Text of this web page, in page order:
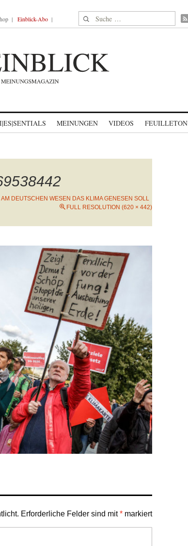
Einblick-Abo Suche nach:
MEINUNGEN VIDEOS FEUILLETON
AM DEUTSCHEN WESEN DAS KLIMA GENESEN SOLL
FULL RESOLUTION (620 × 442)
Erforderliche Felder sind mit* markiert